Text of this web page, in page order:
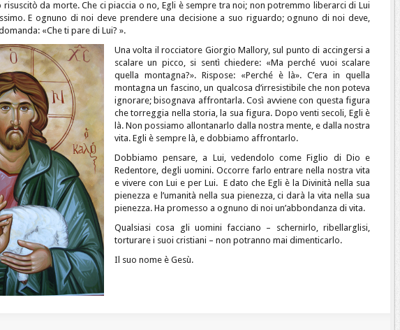
da morte. Che ci piaccia o no, Egli è sempre tra noi; non potremmo liberarci di Lui
E ognuno di noi deve prendere una decisione a suo riguardo; ognuno di noi deve,
«Che ti pare di Lui? ».
Una volta il rocciatore Giorgio Mallory, sul punto di accingersi a
scalare un picco, si sentì chiedere: «Ma perché vuoi scalare
quella montagna?». Rispose: «Perché è là». C’era in quella
montagna un fascino, un qualcosa d’irresistibile che non poteva
ignorare; bisognava affrontarla. Così avviene con questa figura
che torreggia nella sto­ria, la sua figura. Dopo venti secoli, Egli è
là. Non possiamo allontanarlo dalla nostra mente, e dalla nostra
vita. Egli è sempre là, e dobbiamo affrontarlo.
Dobbiamo pensare, a Lui, vedendolo come Figlio di Dio e
Redentore, degli uomini. Occorre farlo entrare nella nostra vita
e vivere con Lui e per Lui. E dato che Egli è la Divinità nella sua
pienezza e l’umanità nella sua pienezza, ci darà la vita nella sua
pienezza. Ha promesso a ognuno di noi un’abbondanza di vita.
Qualsiasi cosa gli uomini facciano – schernirlo, ribellarglisi,
torturare i suoi cristiani – non potranno mai dimenticarlo.
Il suo nome è Gesù.